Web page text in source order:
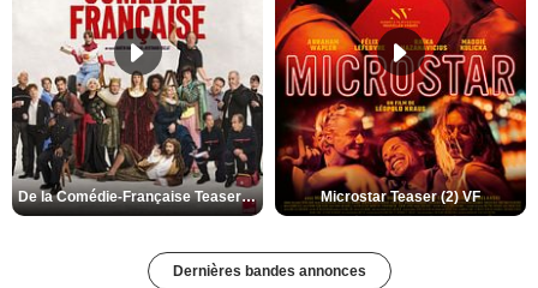
De la Comédie-Française Teaser (3) VF Microstar Teaser (2) VF
Dernières bandes annonces